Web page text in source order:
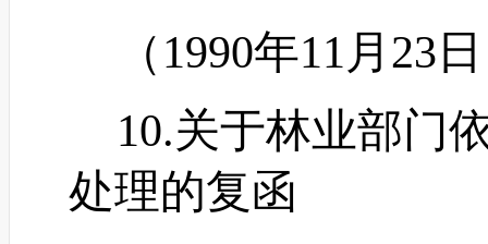
（1990年11月23
10.关于林业部门
处理的复函